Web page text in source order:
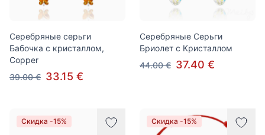
Серебряные серьги
Бабочка с кристаллом,
Copper
39.00 € 33.15 €
Серебряные Серьги
Бриолет с Кристаллом
44.00 € 37.40 €
Скидка -15% Скидка -15%